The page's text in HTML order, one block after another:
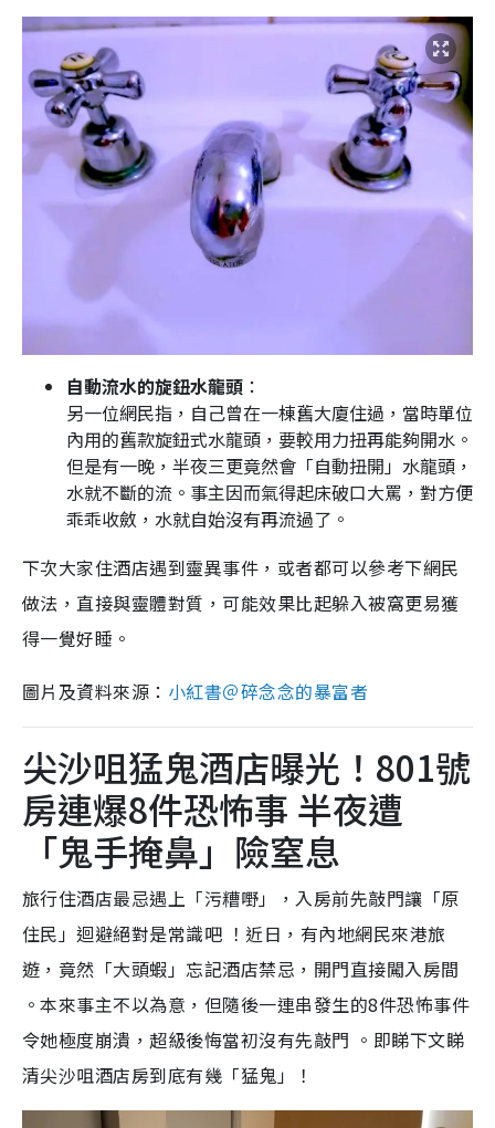
自動流水的旋鈕水龍頭 ：
另一位網民指，自己曾在一棟舊大廈住過，當時單位
內用的舊款旋鈕式水龍頭，要較用力扭再能夠開水。
但是有一晚，半夜三更竟然會「自動扭開」水龍頭，
水就不斷的流。事主因而氣得起床破口大罵，對方便
乖乖收斂，水就自始沒有再流過了。
下次大家住酒店遇到靈異事件，或者都可以參考下網民
做法，直接與靈體對質，可能效果比起躲入被窩更易獲
得一覺好睡。
圖片及資料來源： 小紅書＠碎念念的暴富者
尖沙咀猛鬼酒店曝光！801號
房連爆8件恐怖事 半夜遭
「鬼手掩鼻」險窒息
旅行住酒店最忌遇上「污糟嘢」，入房前先敲門讓「原
住民」迴避絕對是常識吧 ！近日，有內地網民來港旅
遊，竟然「大頭蝦」忘記酒店禁忌，開門直接闖入房間
。本來事主不以為意，但隨後一連串發生的8件恐怖事件
令她極度崩潰，超級後悔當初沒有先敲門 。即睇下文睇
清尖沙咀酒店房到底有幾「猛鬼」！